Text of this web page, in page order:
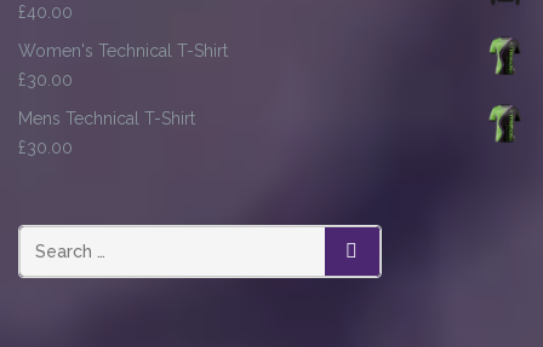
£40.00
Women's Technical T-Shirt
£30.00
Mens Technical T-Shirt
£30.00
SEARCH